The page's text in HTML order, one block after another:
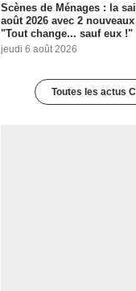
Scènes de Ménages : la
août 2026 avec 2
"Tout change... sauf eux !"
jeudi 6 août 2026
Toutes les actus